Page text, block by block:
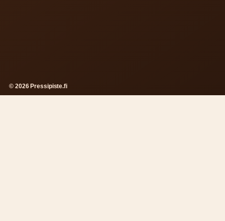
© 2026 Pressipiste.fi